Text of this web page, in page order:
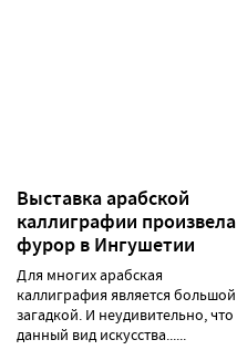
Выставка арабской
каллиграфии произвела
фурор в Ингушетии
Для многих арабская
каллиграфия является большой
загадкой. И неудивительно, что
данный вид искусства......